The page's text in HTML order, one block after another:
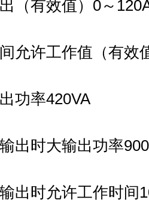
（有效值）0～
允许工作值（有效
功率420VA
出时大输出功率
出时允许工作时间